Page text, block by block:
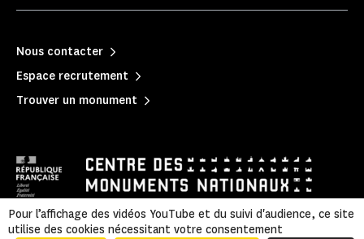
Nous contacter
Espace recrutement
Trouver un monument
Mentions légales Politique de confidentialité |
Pour l’affichage des vidéos YouTube et du suivi d'audience, ce site
utilise des cookies nécessitant votre consentement